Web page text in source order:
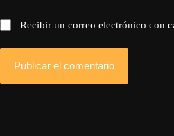
Recibir un correo electrónico con
Publicar el comentario